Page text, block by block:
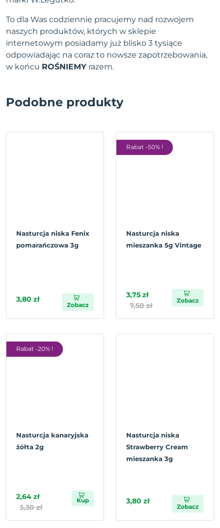
To dla Was codziennie pracujemy nad rozwojem
naszych produktów, których w sklepie
internetowym posiadamy już blisko 3 tysiące
odpowiadając na coraz to nowsze zapotrzebowania,
w końcu ROŚNIEMY razem.
Podobne produkty
Nasturcja niska Fenix
pomarańczowa 3g
3,80 zł
Zobacz
Rabat -50% !
Nasturcja niska
mieszanka 5g Vintage
3,75 zł
7,50 zł
Zobacz
Rabat -20% !
Nasturcja kanaryjska
żółta 2g
2,64 zł
3,30 zł
Kup
Nasturcja niska
Strawberry Cream
mieszanka 3g
3,80 zł
Zobacz